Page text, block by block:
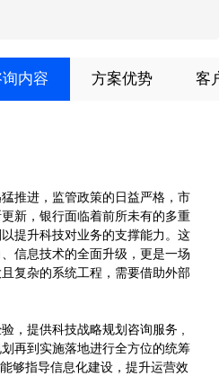
询内容 方案优势 客
推进，监管政策的日益严格，市
新，银行面临着前所未有的多重
提升科技对业务的支撑能力。这
信息技术的全面升级，更是一场
复杂的系统工程，需要借助外部
，提供科技战略规划咨询服务 ,
再到实施落地进行全方位的统筹
够指导信息化建设，提升运营效